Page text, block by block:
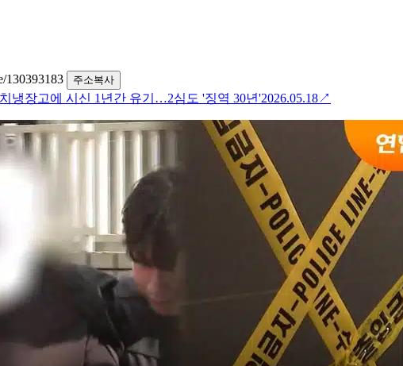
130393183
주소복사
냉장고에 시신 1년간 유기…2심도 '징역 30년'2026.05.18↗